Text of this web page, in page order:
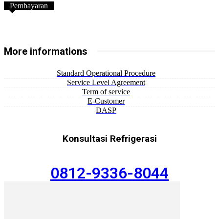
Pembayaran
More informations
Standard Operational Procedure
Service Level Agreement
Term of service
E-Customer
DASP
Konsultasi Refrigerasi
0812-9336-8044